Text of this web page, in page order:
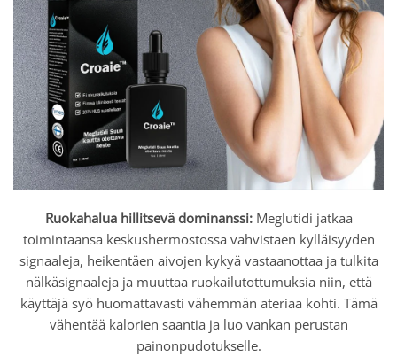
Ruokahalua hillitsevä dominanssi:Meglutidi jatkaa
toimintaansa keskushermostossa vahvistaen kylläisyyden
signaaleja, heikentäen aivojen kykyä vastaanottaa ja tulkita
nälkäsignaaleja ja muuttaa ruokailutottumuksia niin, että
käyttäjä syö huomattavasti vähemmän ateriaa kohti. Tämä
vähentää kalorien saantia ja luo vankan perustan
painonpudotukselle.